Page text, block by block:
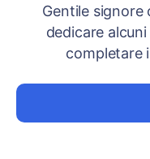
Gentile signore
dedicare
completare